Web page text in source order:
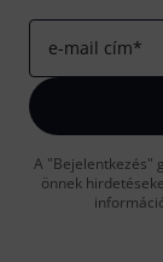
e-mail cím*
A "Bejelentkezés"
önnek